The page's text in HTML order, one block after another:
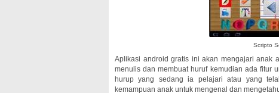
Scripto
Aplikasi android gratis ini akan mengajari anak
menulis dan membuat huruf kemudian ada fitur
hurup yang sedang ia pelajari atau yang
kemampuan anak untuk mengenal dan